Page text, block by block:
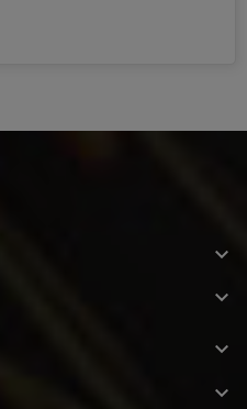



